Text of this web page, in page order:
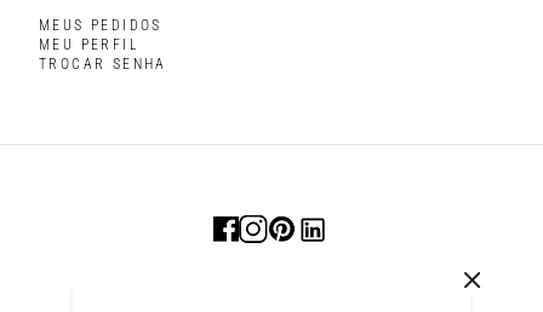
MEUS PEDIDOS
MEU PERFIL
TROCAR SENHA